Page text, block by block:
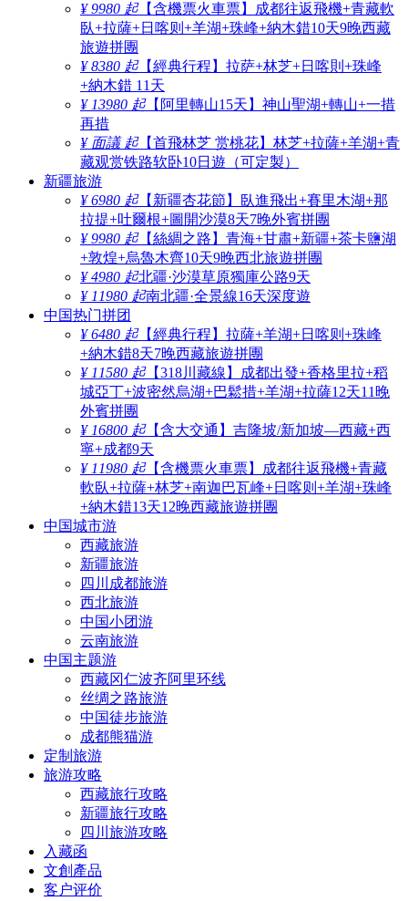
¥ 9980 起【含機票火車票】成都往返飛機+青藏軟
臥+拉薩+日喀则+羊湖+珠峰+納木錯10天9晚西藏
旅遊拼團
¥ 8380 起【經典行程】拉萨+林芝+日喀則+珠峰
+納木錯 11天
¥ 13980 起【阿里轉山15天】神山聖湖+轉山+一措
再措
¥ 面議 起【首飛林芝 赏桃花】林芝+拉薩+羊湖+青
藏观赏铁路软卧10日遊（可定製）
新疆旅游
¥ 6980 起【新疆杏花節】臥進飛出+賽里木湖+那
拉提+吐爾根+圖開沙漠8天7晚外賓拼團
¥ 9980 起【絲綢之路】青海+甘肅+新疆+茶卡鹽湖
+敦煌+烏魯木齊10天9晚西北旅遊拼團
¥ 4980 起北疆·沙漠草原獨庫公路9天
¥ 11980 起南北疆·全景線16天深度遊
中国热门拼团
¥ 6480 起【經典行程】拉薩+羊湖+日喀则+珠峰
+納木錯8天7晚西藏旅遊拼團
¥ 11580 起【318川藏線】成都出發+香格里拉+稻
城亞丁+波密然烏湖+巴鬆措+羊湖+拉薩12天11晚
外賓拼團
¥ 16800 起【含大交通】吉隆坡/新加坡—西藏+西
寧+成都9天
¥ 11980 起【含機票火車票】成都往返飛機+青藏
軟臥+拉薩+林芝+南迦巴瓦峰+日喀则+羊湖+珠峰
+納木錯13天12晚西藏旅遊拼團
中国城市游
西藏旅游
新疆旅游
四川成都旅游
西北旅游
中国小团游
云南旅游
中国主题游
西藏冈仁波齐阿里环线
丝绸之路旅游
中国徒步旅游
成都熊猫游
定制旅游
旅游攻略
西藏旅行攻略
新疆旅行攻略
四川旅游攻略
入藏函
文創產品
客户评价